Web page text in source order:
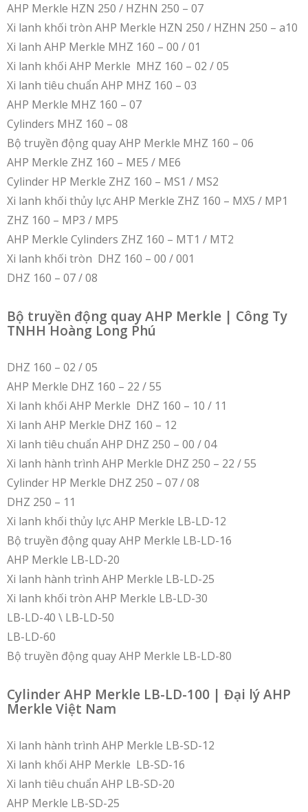
AHP Merkle HZN 250 / HZHN 250 – 07
Xi lanh khối tròn AHP Merkle HZN 250 / HZHN 250 – a10
Xi lanh AHP Merkle MHZ 160 – 00 / 01
Xi lanh khối AHP Merkle MHZ 160 – 02 / 05
Xi lanh tiêu chuẩn AHP MHZ 160 – 03
AHP Merkle MHZ 160 – 07
Cylinders MHZ 160 – 08
Bộ truyền động quay AHP Merkle MHZ 160 – 06
AHP Merkle ZHZ 160 – ME5 / ME6
Cylinder HP Merkle ZHZ 160 – MS1 / MS2
Xi lanh khối thủy lực AHP Merkle ZHZ 160 – MX5 / MP1
ZHZ 160 – MP3 / MP5
AHP Merkle Cylinders ZHZ 160 – MT1 / MT2
Xi lanh khối tròn DHZ 160 – 00 / 001
DHZ 160 – 07 / 08
Bộ truyền động quay AHP Merkle | Công Ty
TNHH Hoàng Long Phú
DHZ 160 – 02 / 05
AHP Merkle DHZ 160 – 22 / 55
Xi lanh khối AHP Merkle DHZ 160 – 10 / 11
Xi lanh AHP Merkle DHZ 160 – 12
Xi lanh tiêu chuẩn AHP DHZ 250 – 00 / 04
Xi lanh hành trình AHP Merkle DHZ 250 – 22 / 55
Cylinder HP Merkle DHZ 250 – 07 / 08
DHZ 250 – 11
Xi lanh khối thủy lực AHP Merkle LB-LD-12
Bộ truyền động quay AHP Merkle LB-LD-16
AHP Merkle LB-LD-20
Xi lanh hành trình AHP Merkle LB-LD-25
Xi lanh khối tròn AHP Merkle LB-LD-30
LB-LD-40 \ LB-LD-50
LB-LD-60
Bộ truyền động quay AHP Merkle LB-LD-80
Cylinder AHP Merkle LB-LD-100 | Đại lý AHP
Merkle Việt Nam
Xi lanh hành trình AHP Merkle LB-SD-12
Xi lanh khối AHP Merkle LB-SD-16
Xi lanh tiêu chuẩn AHP LB-SD-20
AHP Merkle LB-SD-25